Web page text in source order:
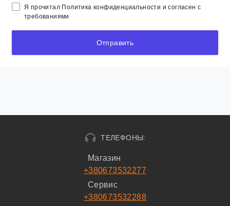
Я прочитал Политика конфиденциальности и согласен с
требованиями
Отправить
ТЕЛЕФОНЫ:
Магазин
+380673532277
Сервис
+380673532288